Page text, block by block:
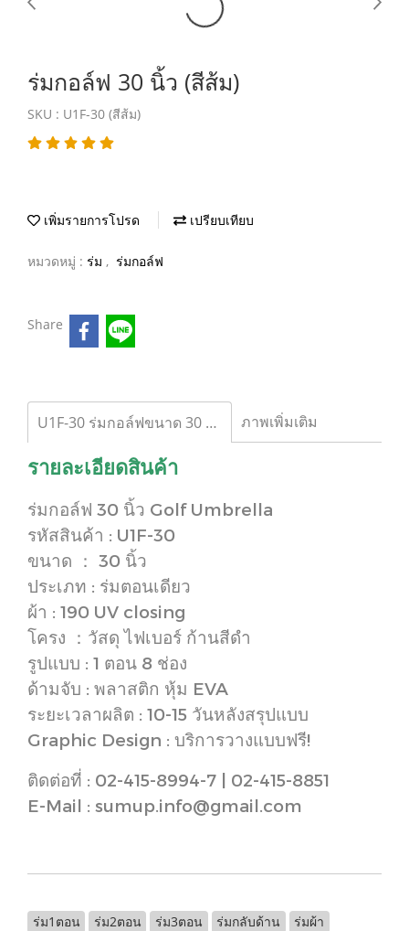
ร่มกอล์ฟ 30 นิ้ว (สีส้ม)
SKU : U1F-30 (สีส้ม)
เพิ่มรายการโปรด เปรียบเทียบ
หมวดหมู่ : ร่ม , ร่มกอล์ฟ
Share
U1F-30 ร่มกอล์ฟขนาด 30 นิ้ว (สีส้ม) ภาพเพิ่มเติม
รายละเอียดสินค้า
ร่มกอล์ฟ 30 นิ้ว Golf Umbrella
รหัสสินค้า : U1F-30
ขนาด ： 30 นิ้ว
ประเภท : ร่มตอนเดียว
ผ้า : 190 UV closing
โครง ：วัสดุ ไฟเบอร์ ก้านสีดำ
รูปแบบ : 1 ตอน 8 ช่อง
ด้ามจับ : พลาสติก หุ้ม EVA
ระยะเวลาผลิต : 10-15 วันหลังสรุปแบบ
Graphic Design : บริการวางแบบฟรี!
ติดต่อที่ : 02-415-8994-7 | 02-415-8851
E-Mail : sumup.info@gmail.com
ร่ม1ตอน ร่ม2ตอน ร่ม3ตอน ร่มกลับด้าน
ร่มผ้า